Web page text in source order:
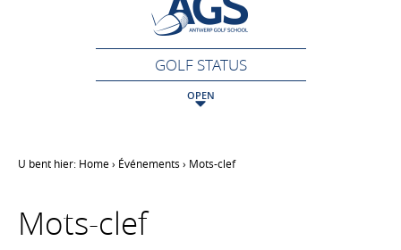
GOLF STATUS
OPEN
U bent hier: Home› Événements › Mots-clef
Mots-clef